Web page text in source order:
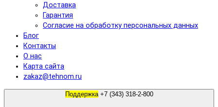
Доставка
Гарантия
Согласие на обработку персональных данных
Блог
Контакты
О нас
Карта сайта
zakaz@tehnom.ru
Поддержка +7 (343) 318-2-800